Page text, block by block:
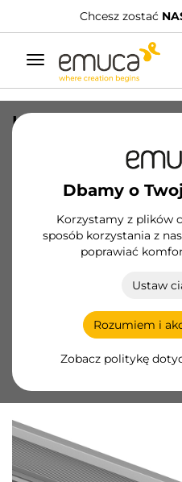
Chcesz zostać
Przełącz
nawigację
Dbamy o
Korzystamy z plików
sposób korzystania z
poprawiać
Ustaw
Rozumiem i
Zobacz politykę
Listwa uchwytowa
długość 2.7m,
6053062/EAN
Karta produktu